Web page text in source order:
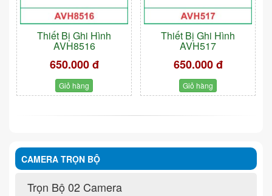
Thiết Bị Ghi Hình
AVH8516
650.000 đ
Giỏ hàng
Thiết Bị Ghi Hình
AVH517
650.000 đ
Giỏ hàng
CAMERA TRỌN BỘ
Trọn Bộ 02 Camera